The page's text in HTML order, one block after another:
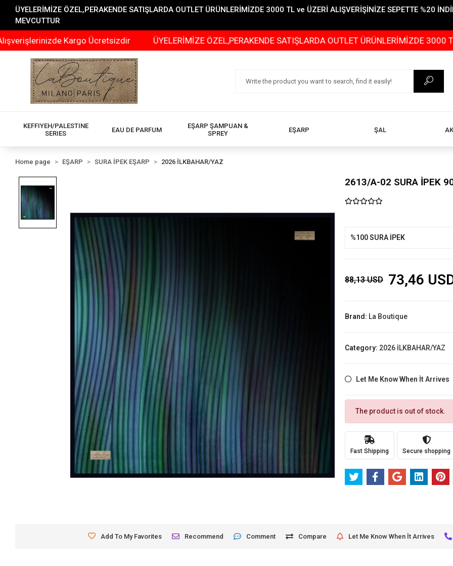
ÜYELERİMİZE ÖZEL,PERAKENDE SATIŞLARDA OUTLET ÜRÜNLERİMİZDE 3000 TL ve ÜZERİ ALIŞVERİŞİNİZE SEPETTE %20
MEVCUTTUR
Kargo Ücretsizdir ÜYELERİMİZE ÖZEL,PERAKENDE SATIŞLARDA OUTLET ÜRÜNLERİMİZDE 3000 TL ve
KEFFIYEH/PALESTINE
SERIES
EAU DE PARFUM
EŞARP ŞAMPUAN &
SPREY
EŞARP ŞAL
Home page EŞARP SURA İPEK EŞARP 2026 İLKBAHAR/YAZ
2613/A-02 SURA İPEK
%100 SURA İPEK
88,13 USD 73,46
Brand: La Boutique
Category: 2026 İLKBAHAR/YAZ
Let Me Know When İt Arrives
The product is out of stock.
Fast Shipping Secure shopping
Add To My Favorites Recommend Comment Compare Let Me Know When İt Arrives